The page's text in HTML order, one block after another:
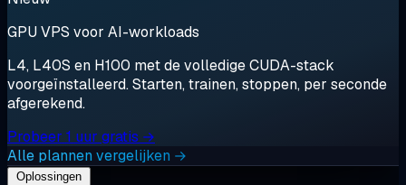
GPU VPS voor AI-workloads
L4, L40S en H100 met de volledige CUDA-stack
voorgeïnstalleerd. Starten, trainen, stoppen, per seconde
afgerekend.
Probeer 1 uur gratis →
Alle plannen vergelijken →